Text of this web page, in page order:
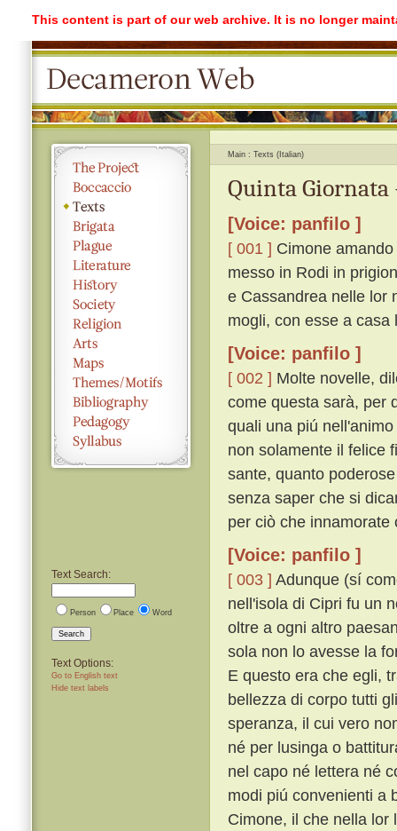
This content is part of our web archive. It is no longer
Text Search:
Person Place Word
Search
Text Options:
Go to English text
Hide text labels
Main Texts (Italian)
Quinta
[Voice: panfilo ]
[ 001 ] Cimone
messo in Rodi in
e Cassandrea nelle lor
mogli, con esse a casa
[Voice: panfilo ]
[ 002 ] Molte novelle,
come questa sarà, per
quali una piú
non solamente il felice
sante, quanto
senza saper che si
per ciò che
[Voice: panfilo ]
[ 003 ] Adunque (sí
nell'isola di Cipri fu un
oltre a ogni altro
sola non lo avesse la
E questo era che egli,
bellezza di corpo tutti
speranza, il cui vero
né per lusinga o
nel capo né lettera né
modi piú convenienti a
Cimone, il che nella